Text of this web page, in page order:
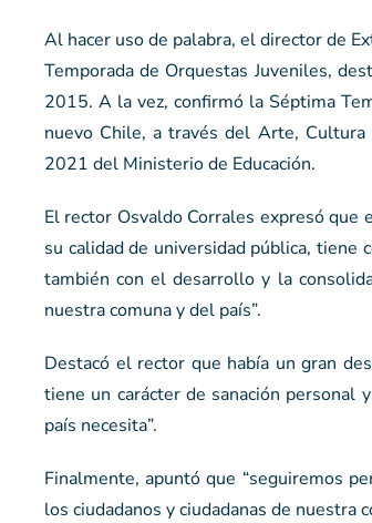
Al hacer uso de palabra, el director de
Temporada de Orquestas Juveniles,
2015. A la vez, confirmó la Séptima
nuevo Chile, a través del Arte,
2021 del Ministerio de Educación.
El rector Osvaldo Corrales expresó que
su calidad de universidad pública,
también con el desarrollo y la
nuestra comuna y del país”.
Destacó el rector que había un gran
tiene un carácter de sanación personal
país necesita”.
Finalmente, apuntó que “seguiremos
los ciudadanos y ciudadanas de nuestra